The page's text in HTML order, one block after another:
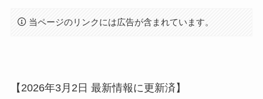
当ページのリンクには広告が含まれています。
【2026年3月2日 最新情報に更新済】